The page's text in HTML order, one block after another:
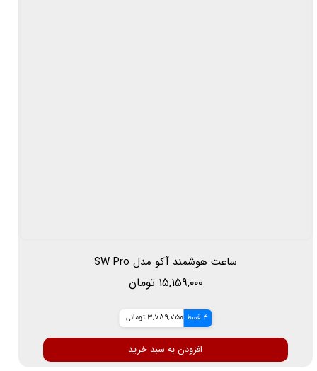
ساعت هوشمند آکو مدل SW Pro
۱۵,۱۵۹,۰۰۰ تومان
4 قسط 3,789,750 تومانی
افزودن به سبد خرید